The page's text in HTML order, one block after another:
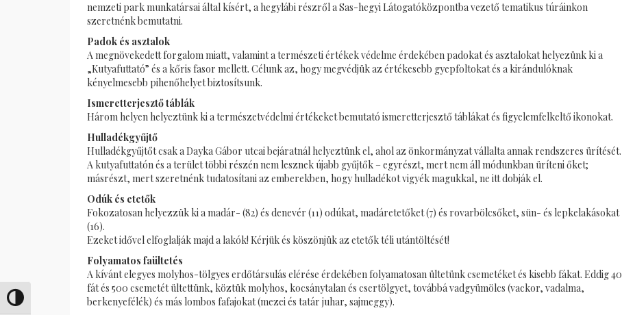
Переключить на высокую контрастность
nemzeti park munkatársai által kísért, a hegylábi részről a Sas-hegyi Látogatóközpontba vezető tematikus túráinkon
szeretnénk bemutatni.
Padok és asztalok
A megnövekedett forgalom miatt, valamint a természeti értékek védelme érdekében padokat és asztalokat helyezünk ki a
„Kutyafuttató” és a kőris fasor mellett. Célunk az, hogy megvédjük az értékesebb gyepfoltokat és a kirándulóknak
kényelmesebb pihenőhelyet biztosítsunk.
Ismeretterjesztő táblák
Három helyen helyeztünk ki a természetvédelmi értékeket bemutató ismeretterjesztő táblákat és figyelemfelkeltő ikonokat.
Hulladékgyűjtő
Hulladékgyűjtőt csak a Dayka Gábor utcai bejáratnál helyeztünk el, ahol az önkormányzat vállalta annak rendszeres ürítését.
A kutyafuttatón és a terület többi részén nem lesznek újabb gyűjtők – egyrészt, mert nem áll módunkban üríteni őket;
másrészt, mert szeretnénk tudatosítani az emberekben, hogy hulladékot vigyék magukkal, ne itt dobják el.
Odúk és etetők
Fokozatosan helyezzük ki a madár- (82) és denevér (11) odúkat, madáretetőket (7) és rovarbölcsőket, sün- és lepkelakásokat
(16).
Ezeket idővel elfoglalják majd a lakók! Kérjük és köszönjük az etetők téli utántöltését!
Folyamatos faültetés
A kívánt elegyes molyhos-tölgyes erdőtársulás elérése érdekében folyamatosan ültetünk csemetéket és kisebb fákat. Eddig 40
fát és 500 csemetét ültettünk, köztük molyhos, kocsánytalan és csertölgyet, továbbá vadgyümölcs (vackor, vadalma,
berkenyefélék) és más lombos fafajokat (mezei és tatár juhar, sajmeggy).